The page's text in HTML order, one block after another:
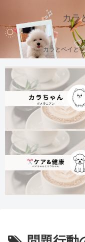
カラ
カラとベイと